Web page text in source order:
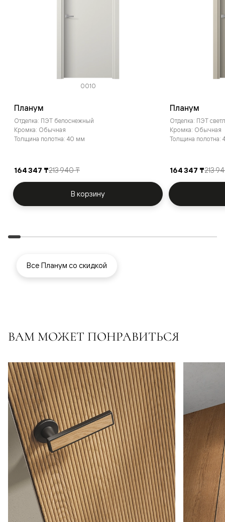
0010
Планум
Отделка: ПЭТ белоснежный
Кромка: Обычная
Толщина полотна: 40 мм
164 347 ₸213 940 ₸
В корзину
Планум
Отделка: ПЭТ
Кромка: Обычная
Толщина полотна:
164 347 ₸213
Все Планум со скидкой
ВАМ МОЖЕТ ПОНРАВИТЬСЯ